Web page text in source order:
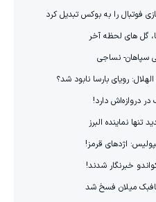
فوتبال را به بوکس تبدیل کرد
گل های لحظه آخر
سپاهان- نساجی
رویای بارسا نابود شد؟
در دروازه‌اش دارد!
نماینده البرز
اژدهای قرمز!
خبرنگار شدند!
میلان فسخ شد